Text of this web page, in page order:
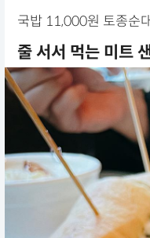
국밥 11,000원 토종순
줄 서서 먹는 미트